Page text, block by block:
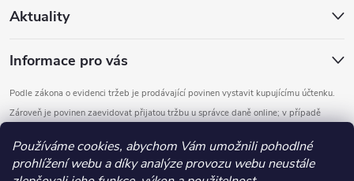
Používáme cookies, abychom Vám umožnili pohodlné
prohlížení webu a díky analýze provozu webu neustále
Aktuality
Informace pro vás
Podle zákona o evidenci tržeb je prodávající povinen vystavit kupujícímu účtenku.
Zároveň je povinen zaevidovat přijatou tržbu u správce daně online; v případě
Copyright 2026DOMYS. Všechna práva vyhrazena.